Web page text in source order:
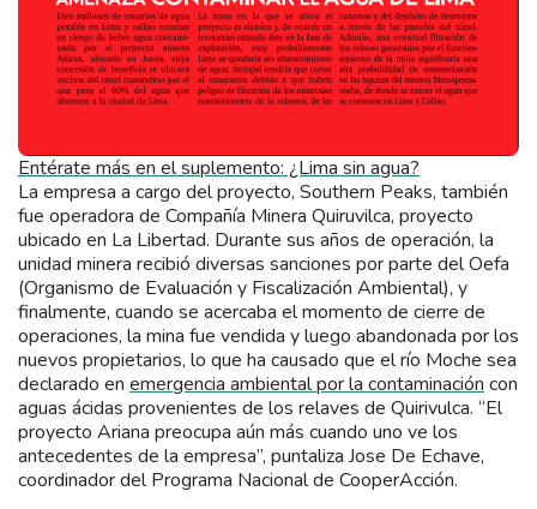
Entérate más en el suplemento: ¿Lima sin agua?
La empresa a cargo del proyecto, Southern Peaks, también
fue operadora de Compañía Minera Quiruvilca, proyecto
ubicado en La Libertad. Durante sus años de operación, la
unidad minera recibió diversas sanciones por parte del Oefa
(Organismo de Evaluación y Fiscalización Ambiental), y
finalmente, cuando se acercaba el momento de cierre de
operaciones, la mina fue vendida y luego abandonada por los
nuevos propietarios, lo que ha causado que el río Moche sea
declarado en emergencia ambiental por la contaminación con
aguas ácidas provenientes de los relaves de Quirivulca. “El
proyecto Ariana preocupa aún más cuando uno ve los
antecedentes de la empresa”, puntaliza Jose De Echave,
coordinador del Programa Nacional de CooperAcción.